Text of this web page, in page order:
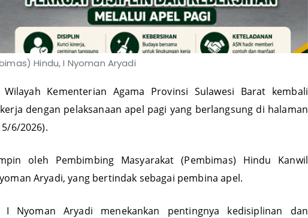
Hindu, I Nyoman Aryadi
Kementerian Agama Provinsi Sulawesi Barat kembali
dengan pelaksanaan apel pagi yang berlangsung di halaman
6/2026).
oleh Pembimbing Masyarakat (Pembimas) Hindu Kanwil
Aryadi, yang bertindak sebagai pembina apel.
I Nyoman Aryadi menekankan pentingnya kedisiplinan dan